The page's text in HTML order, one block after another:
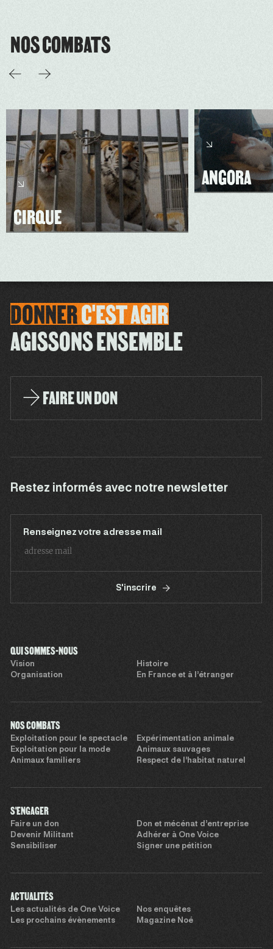
NOS COMBATS
CIRQUE
ANGORA
DONNERC'ESTAGIR
AGISSONS ENSEMBLE
FAIRE UN DON
Restez informés avec notre newsletter
Renseignez votre adresse mail
S'inscrire
QUI SOMMES-NOUS
Vision
Histoire
Organisation
En France et à l’étranger
NOS COMBATS
Exploitation pour le spectacle
Expérimentation animale
Exploitation pour la mode
Animaux sauvages
Animaux familiers
Respect de l’habitat naturel
S'ENGAGER
Faire un don
Don et mécénat d’entreprise
Devenir Militant
Adhérer à One Voice
Sensibiliser
Signer une pétition
ACTUALITÉS
Les actualités de One Voice
Nos enquêtes
Les prochains évènements
Magazine Noé